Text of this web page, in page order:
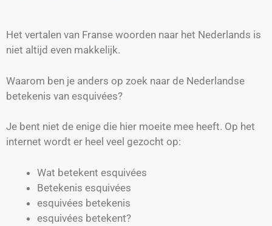
Het vertalen van Franse woorden naar het Nederlands is
niet altijd even makkelijk.
Waarom ben je anders op zoek naar de Nederlandse
betekenis van esquivées?
Je bent niet de enige die hier moeite mee heeft. Op het
internet wordt er heel veel gezocht op:
Wat betekent esquivées
Betekenis esquivées
esquivées betekenis
esquivées betekent?